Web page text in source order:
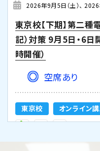
2026年9月5日（土） 2026
東京校【下期】第二種
記）対策 9月5日・6
時開催）
空席あり
東京校 オンライン